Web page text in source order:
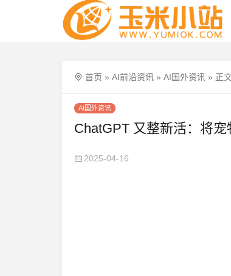
首页 » AI前沿资讯 » AI国外资讯 » 正
AI国外资讯
ChatGPT 又整新活：将
2025-04-16